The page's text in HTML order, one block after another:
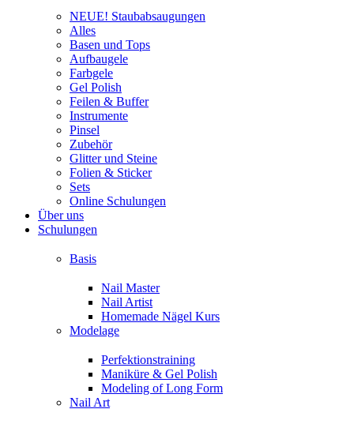
NEUE! Staubabsaugungen
Alles
Basen und Tops
Aufbaugele
Farbgele
Gel Polish
Feilen & Buffer
Instrumente
Pinsel
Zubehör
Glitter und Steine
Folien & Sticker
Sets
Online Schulungen
Über uns
Schulungen
Basis
Nail Master
Nail Artist
Homemade Nägel Kurs
Modelage
Perfektionstraining
Maniküre & Gel Polish
Modeling of Long Form
Nail Art